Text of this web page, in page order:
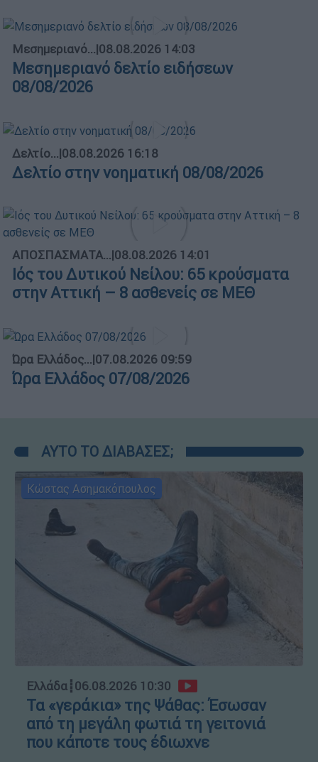
Μεσημεριανό...|08.08.2026 14:03
Μεσημεριανό δελτίο ειδήσεων
08/08/2026
Δελτίο...|08.08.2026 16:18
Δελτίο στην νοηματική 08/08/2026
ΑΠΟΣΠΑΣΜΑΤΑ...|08.08.2026 14:01
Ιός του Δυτικού Νείλου: 65 κρούσματα
στην Αττική – 8 ασθενείς σε ΜΕΘ
Ώρα Ελλάδος...|07.08.2026 09:59
Ώρα Ελλάδος 07/08/2026
ΑΥΤΟ ΤΟ ΔΙΑΒΑΣΕΣ;
Κώστας Ασημακόπουλος
Ελλάδα┋06.08.2026 10:30
Τα «γεράκια» της Ψάθας: Έσωσαν
από τη μεγάλη φωτιά τη γειτονιά
που κάποτε τους έδιωχνε